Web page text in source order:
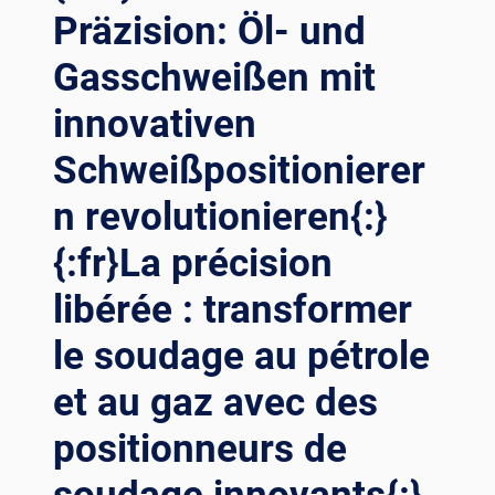
LTIMATIVE E
FFIZIENZ L
ÜFTEN{:}{
E P
RÉCISION : D
ÉCOUVRIR L
ES S
ECRETS D
ES P
OSITIONNEURS D
E S
OUR U
FFICACITÉ U
LTIME{:}{
:RU}Р
ЕВОЛЮЦИЯ Т
Präzision: Öl- und
Gasschweißen mit
innovativen
Schweißpositionierer
n revolutionieren{:}
{:fr}La précision
libérée : transformer
le soudage au pétrole
et au gaz avec des
positionneurs de